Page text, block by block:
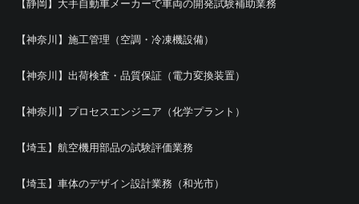
【静岡】大手自動車メーカーで車両の開発試験補助業務
【神奈川】施工管理（空調・冷凍機設備）
【神奈川】出荷検査・品質保証（電力変換装置）
【神奈川】プロセスエンジニア（化学プラント）
【埼玉】航空機用部品の試験評価業務
【埼玉】車体のデザイン設計業務（和光市）